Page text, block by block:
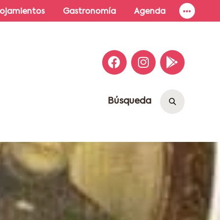
Gastronomía Agenda
Búsqueda